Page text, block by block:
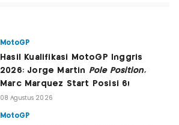
MotoGP
Hasil Kualifikasi MotoGP Inggris
2026: Jorge Martin Pole Position,
Marc Marquez Start Posisi 6!
08 Agustus 2026
MotoGP